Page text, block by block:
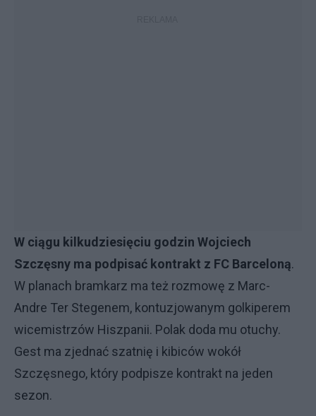
W ciągu kilkudziesięciu godzin Wojciech
Szczęsny ma podpisać kontrakt z FC Barceloną.
W planach bramkarz ma też rozmowę z Marc-
Andre Ter Stegenem, kontuzjowanym golkiperem
wicemistrzów Hiszpanii. Polak doda mu otuchy.
Gest ma zjednać szatnię i kibiców wokół
Szczęsnego, który podpisze kontrakt na jeden
sezon.